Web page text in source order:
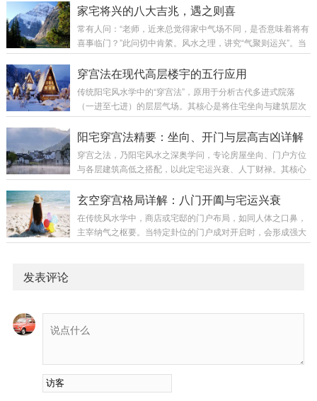
持距离）气场清净，平安吉祥第二章：坏风水的阳台环...
为诸位详述搬家入宅之完整流程与核心要诀。第一章：择日与
搬家非周末闲事，须择吉而行。避凶：避开农历七月（鬼
月）；避开与家中成员属相相冲之日。趋吉：宜选老黄历标
午7至11点为佳，此时阳气旺盛，最宜搬迁。下...
家宅将兴的八大吉兆，遇之则喜
常有人问：“老师，近来总觉得家中气场不同，是否意味着将有
喜事临门？”此问切中肯綮。风水之理，讲究“气聚则运兴”。当
好运即将来临时，家宅气场必先发生变化，并显现出种种征
兆。今日便将民间传承中最灵验的八种家宅兴旺之兆，一一列
现象：家中绿植无缘由地枝繁叶茂，叶片油亮反光，或多年未
开花的植物突然绽放。原理：植物最为敏感，能感知气场之好
业与财富，此为财气正在汇聚的前奏。对照...
穿宫法在现代高层楼宇的五行应用
传统阳宅风水学中的“穿宫法”，原用于分析古代多进式院落
（一进至七进）的层层气场。其核心是将住宅坐向与建筑层次
结合，以五行相生之理推断各层吉凶。此法虽源于平面建筑，
但其五行流转的原理，同样可延展应用于现代高层楼宇的楼层
的五行属性仅由坐向决定：坐向为正东、正南、正西、正北
（四正位）的楼宇，其第一层（及整栋楼的基准五行）属金，
宇，其第一层（及整栋楼的基准五行）属土，称为“土...
阳宅穿宫法精要：坐向、开门与层高吉凶详解
穿宫之法，乃阳宅风水之深奥学问，专论房屋坐向、门户方位
与各层建筑高低之搭配，以此定宅运兴衰、人丁财禄。其核心
在于使吉星（贪狼、巨门、武曲、辅弼）所在方位之房屋高大
得势，凶星（禄存、文曲、廉贞、破军）所在处宜低伏，并讲
层气：自头层起，依“水→木→火→土→金”之序，五行相生，
循环往复。各层房屋之五行属性，须与所在方位之卦气生合为
玄空穿宫格局详解：八门开阖与宅运兴衰
在传统风水学中，商店或宅邸的门户布局，如同人体之口鼻，
主宰纳气之枢要。当特定卦位的门户成对开启时，会形成强大
的气场流通，古人称之为“穿宫”。不同组合引动不同星气，吉
部布局（如收银台）偶有失当，吉气亦能扶持大局，令生意稳
中有升。若为阳宅，则官运亨通，发财迅速。2...
发表评论